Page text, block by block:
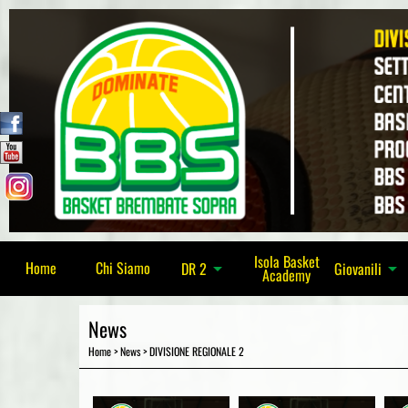
Home Chi Siamo DR 2 arrow_drop_down Isola Basket
Academy Giovanili arrow_drop_down
News
Home>News>DIVISIONE REGIONALE 2